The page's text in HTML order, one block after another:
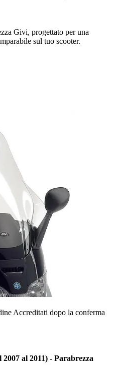
Givi, progettato per una
sul tuo scooter.
Accreditati dopo la conferma
al 2011) - Parabrezza